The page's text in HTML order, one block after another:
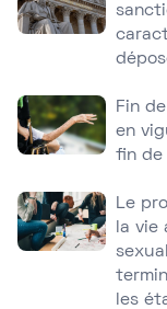
Fin
en
fin de
Le
la vie
les